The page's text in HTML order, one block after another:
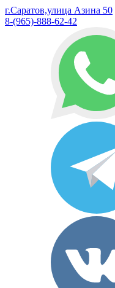
г.Саратов,улица Азина 50
8-(965)-888-62-42